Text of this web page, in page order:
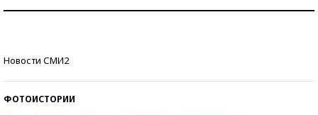
Новости СМИ2
ФОТОИСТОРИИ